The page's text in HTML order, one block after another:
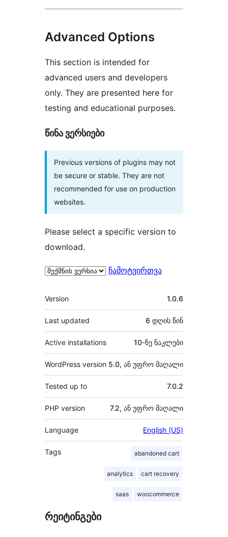
Advanced Options
This section is intended for
advanced users and developers
only. They are presented here for
testing and educational purposes.
წინა ვერსიები
Previous versions of plugins may not
be secure or stable. They are not
recommended for use on production
websites.
Please select a specific version to
download.
ჩამოტვირთვა
მეტა
Version 1.0.6
Last updated 6 დღის წინ
Active installations 10-ზე ნაკლები
WordPress version 5.0, ან უფრო მაღალი
Tested up to 7.0.2
PHP version 7.2, ან უფრო მაღალი
Language English (US)
Tags abandoned cart
analytics cart recovery
saas woocommerce
რეიტინგები